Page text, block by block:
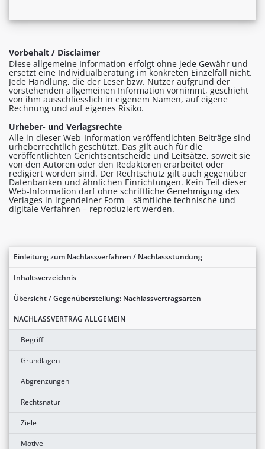
Einleitung zum Nachlassverfahren / Nachlassstundung
Inhaltsverzeichnis
Übersicht / Gegenüberstellung: Nachlassvertragsarten
NACHLASSVERTRAG ALLGEMEIN
Begriff
Grundlagen
Abgrenzungen
Rechtsnatur
Ziele
Motive
Vorbehalt / Disclaimer
Diese allgemeine Information erfolgt ohne jede Gewähr und
ersetzt eine Individualberatung im konkreten Einzelfall nicht.
Jede Handlung, die der Leser bzw. Nutzer aufgrund der
vorstehenden allgemeinen Information vornimmt, geschieht
von ihm ausschliesslich in eigenem Namen, auf eigene
Rechnung und auf eigenes Risiko.
Urheber- und Verlagsrechte
Alle in dieser Web-Information veröffentlichten Beiträge sind
urheberrechtlich geschützt. Das gilt auch für die
veröffentlichten Gerichtsentscheide und Leitsätze, soweit sie
von den Autoren oder den Redaktoren erarbeitet oder
redigiert worden sind. Der Rechtschutz gilt auch gegenüber
Datenbanken und ähnlichen Einrichtungen. Kein Teil dieser
Web-Information darf ohne schriftliche Genehmigung des
Verlages in irgendeiner Form – sämtliche technische und
digitale Verfahren – reproduziert werden.